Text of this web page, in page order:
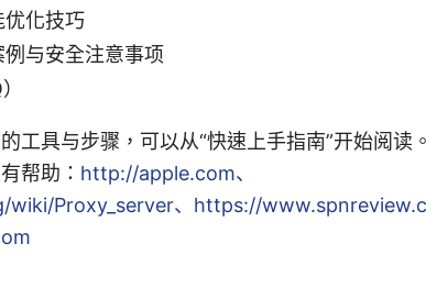
优化技巧
与安全注意事项
工具与步骤，可以从“快速上手指南”开始阅读
帮助： http://apple.com、
Proxy_server、https://